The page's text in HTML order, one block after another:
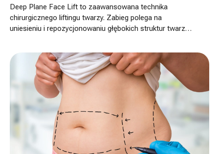
Deep Plane Face Lift to zaawansowana technika
chirurgicznego liftingu twarzy. Zabieg polega na
uniesieniu i repozycjonowaniu głębokich struktur twarzy,
znaczenie. W Dr Szczyt Chirurgia Plastyczna w
Warszawie mamy duże doświadczenie w
przeprowadzaniu zabiegów Deep Plane Face Lift.